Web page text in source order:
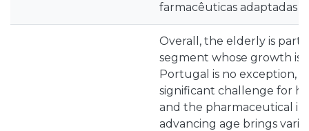
farmacêuticas adaptadas
Overall, the elderly is part
segment whose growth is
Portugal is no exception,
significant challenge for
and the pharmaceutical
advancing age brings